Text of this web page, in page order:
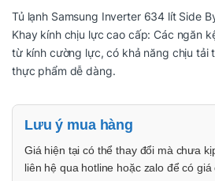
Tủ lạnh Samsung Inverter 634 lít Side
Khay kính chịu lực cao cấp: Các ngăn
từ kính cường lực, có khả năng chịu tải
thực phẩm dễ dàng.
Lưu ý mua hàng
Giá hiện tại có thể thay đổi mà chưa
liên hệ qua hotline hoặc zalo để có